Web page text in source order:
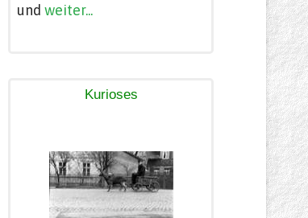
und weiter...
Kurioses